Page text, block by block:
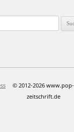
© 2012-2026 www.pop-
zeitschrift.de